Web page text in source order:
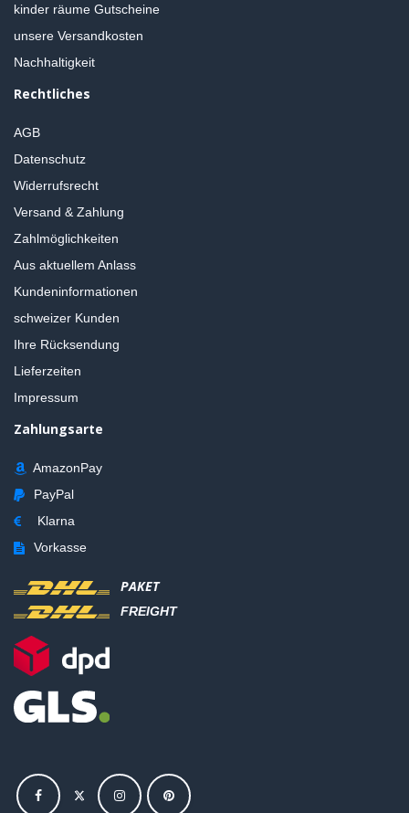
kinder räume Gutscheine
unsere Versandkosten
Nachhaltigkeit
Rechtliches
AGB
Datenschutz
Widerrufsrecht
Versand & Zahlung
Zahlmöglichkeiten
Aus aktuellem Anlass
Kundeninformationen
schweizer Kunden
Ihre Rücksendung
Lieferzeiten
Impressum
Zahlungsarte
AmazonPay
PayPal
Klarna
Vorkasse
PAKET
FREIGHT